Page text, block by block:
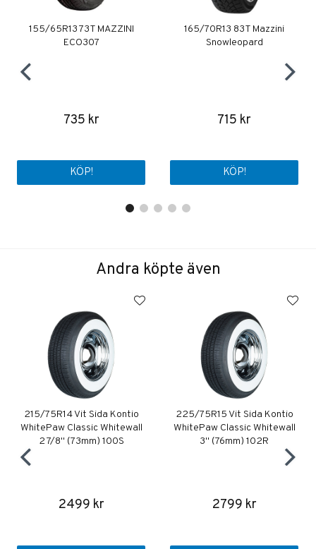
155/65R13 73T MAZZINI
ECO307
735 kr
KÖP!
165/70R13 83T Mazzini
Snowleopard
715 kr
KÖP!
Andra köpte även
215/75R14 Vit Sida Kontio
WhitePaw Classic Whitewall
2 7/8" (73mm) 100S
2499 kr
225/75R15 Vit Sida Kontio
WhitePaw Classic Whitewall
3" (76mm) 102R
2799 kr